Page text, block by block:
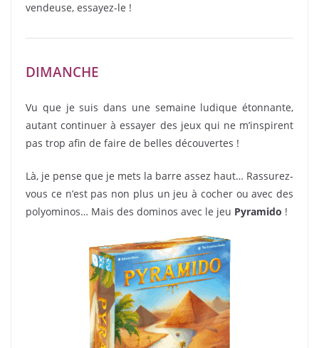
vendeuse, essayez-le !
DIMANCHE
Vu que je suis dans une semaine ludique étonnante,
autant continuer à essayer des jeux qui ne m’inspirent
pas trop afin de faire de belles découvertes !
Là, je pense que je mets la barre assez haut… Rassurez-
vous ce n’est pas non plus un jeu à cocher ou avec des
polyominos… Mais des dominos avec le jeu Pyramido !